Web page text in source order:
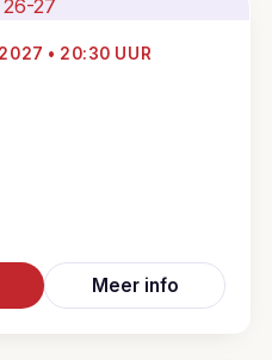
2027 • 20:30 UUR
Meer info